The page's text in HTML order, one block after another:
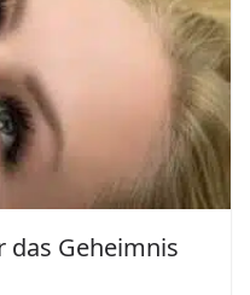
das Geheimnis